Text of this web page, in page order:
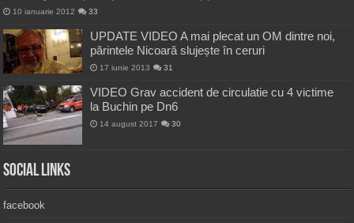
10 ianuarie 2012 33
UPDATE VIDEO A mai plecat un OM dintre noi,
părintele Nicoară slujește în ceruri
17 iunie 2013 31
VIDEO Grav accident de circulatie cu 4 victime
la Buchin pe Dn6
14 august 2017 30
Social Links
facebook